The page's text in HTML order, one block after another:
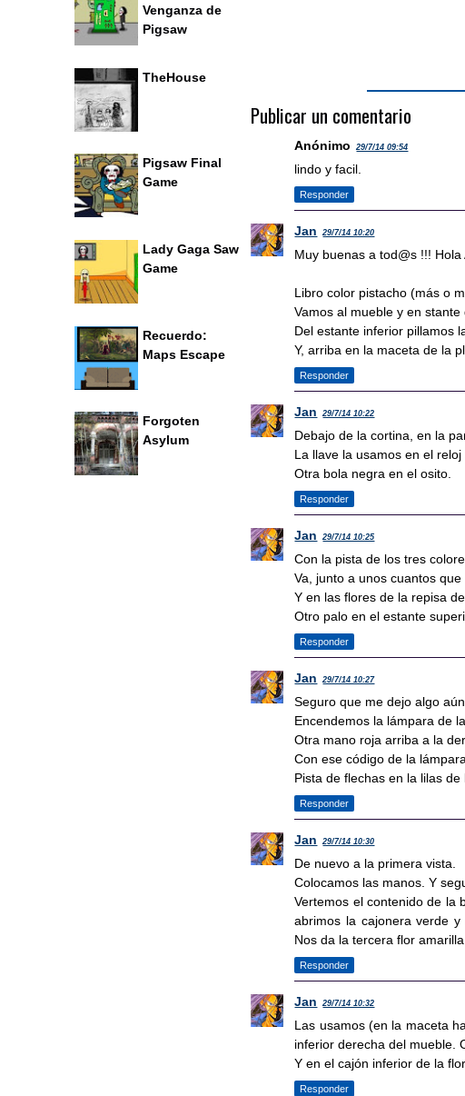
Publicar un comentario
Anónimo 29/7/14 09:54
lindo y facil.
Responder
Jan 29/7/14 10:20
Muy buenas a tod@s !!!
Libro color pistacho (más o
Vamos al mueble y en
Del estante inferior pillamos
Y, arriba en la maceta de la
Responder
Jan 29/7/14 10:22
Debajo de la cortina, en la
La llave la usamos en el
Otra bola negra en el osito.
Responder
Jan 29/7/14 10:25
Con la pista de los tres
Va, junto a unos cuantos
Y en las flores de la repisa
Otro palo en el estante
Responder
Jan 29/7/14 10:27
Seguro que me dejo algo
Encendemos la lámpara de
Otra mano roja arriba a la
Con ese código de la
Pista de flechas en la lilas de
Responder
Jan 29/7/14 10:30
De nuevo a la primera vista.
Colocamos las manos. Y
Vertemos el contenido de la
abrimos la cajonera verde
Nos da la tercera flor amarilla.
Responder
Jan 29/7/14 10:32
Las usamos (en la maceta
inferior derecha del mueble.
Y en el cajón inferior de la
Responder
Venganza de
Pigsaw
TheHouse
Pigsaw Final
Game
Lady Gaga Saw
Game
Recuerdo:
Maps Escape
Forgoten
Asylum